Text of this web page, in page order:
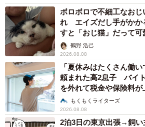
ボロボロで不細工なお
れ エイズだし手がかか
すと「おじ猫」だって可
鶴野 浩己
2026.08.08
「夏休みはたくさん働
頼まれた高2息子 バイ
を外れて税金や保険料
説】もくもくライターズ
2026.08.08
2泊3日の東京出張→飼い